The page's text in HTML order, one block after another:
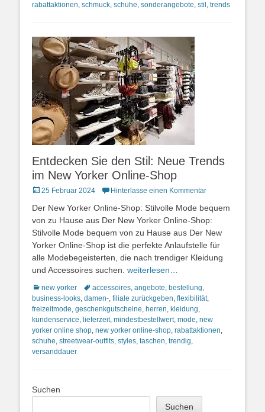
rabattaktionen, schmuck, schuhe, sonderangebote, stil , trends
Entdecken Sie den Stil: Neue Trends
im New Yorker Online-Shop
Posted
25 Februar 2024 Hinterlasse einen Kommentar
Der New Yorker Online-Shop: Stilvolle Mode bequem
von zu Hause aus Der New Yorker Online-Shop:
Stilvolle Mode bequem von zu Hause aus Der New
Yorker Online-Shop ist die perfekte Anlaufstelle für
alle Modebegeisterten, die nach trendiger Kleidung
und Accessoires suchen. weiterlesen…
Kategorien
new yorker Schlagworte
accessoires, angebote, bestellung,
business-looks, damen-, filiale zurückgeben, flexibilität,
freizeitmode, geschenkgutscheine, herren, kleidung,
kundenservice, lieferzeit, mindestbestellwert, mode, new
yorker online shop, new yorker online-shop, rabattaktionen,
schuhe, streetwear-outfits, styles, taschen, trendig,
versanddauer
Suchen
Suchen